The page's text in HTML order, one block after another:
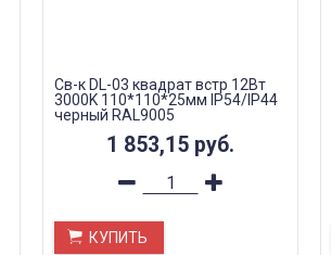
Св-к DL-03 квадрат встр 12Вт
3000K 110*110*25мм IP54/IP44
черный RAL9005
1 853,15 руб.
КУПИТЬ